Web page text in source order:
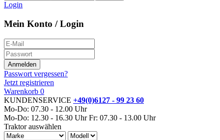
Login
Mein Konto / Login
Passwort vergessen?
Jetzt registrieren
Warenkorb 0
KUNDENSERVICE +49(0)6127 - 99 23 60
Mo-Do: 07.30 - 12.00 Uhr
Mo-Do: 12.30 - 16.30 Uhr Fr: 07.30 - 13.00 Uhr
Traktor auswählen